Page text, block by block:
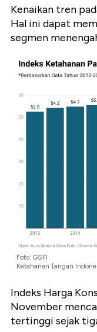
Kenaikan tren
Hal ini dapat
segmen
Foto: GSFI
Ketahanan {angan
Indeks Harga
November
tertinggi sejak